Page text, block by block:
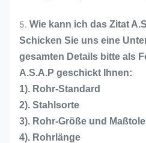
5. Wie kann ich das Zitat
Schicken Sie uns eine
gesamten Details bitte als
A.S.A.P geschickt Ihnen:
1). Rohr-Standard
2). Stahlsorte
3). Rohr-Größe und
4). Rohrlänge